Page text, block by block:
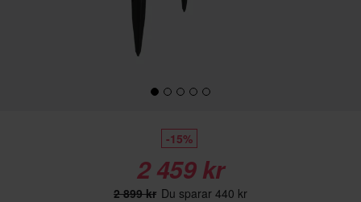
-15%
2 459 kr
2 899 kr Du sparar 440 kr